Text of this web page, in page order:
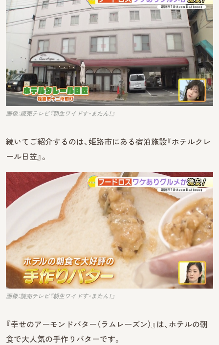
画像：読売テレビ『朝生ワイドす・またん！』
続いてご紹介するのは、姫路市にある宿泊施設『ホテルクレ
ール日笠』。
画像：読売テレビ『朝生ワイドす・またん！』
『幸せのアーモンドバター（ラムレーズン）』は、ホテルの朝
食で大人気の手作りバターです。